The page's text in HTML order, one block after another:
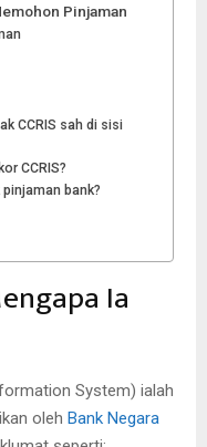
Pinjaman
CCRIS sah di sisi
CCRIS?
bank?
Ia
System) ialah
oleh Bank Negara